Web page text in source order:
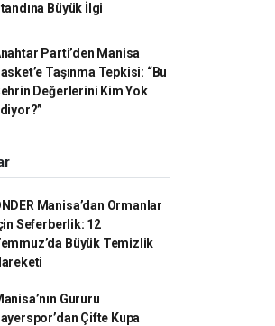
Büyük İlgi
Parti’den Manisa
Taşınma Tepkisi: “Bu
Değerlerini Kim Yok
Manisa’dan Ormanlar
Seferberlik: 12
Büyük Temizlik
Gururu
Çifte Kupa